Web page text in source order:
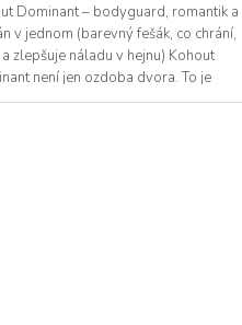
Dominant – bodyguard, romantik a
v jednom (barevný fešák, co chrání,
zlepšuje náladu v hejnu) Kohout
není jen ozdoba dvora. To je
těžkej...